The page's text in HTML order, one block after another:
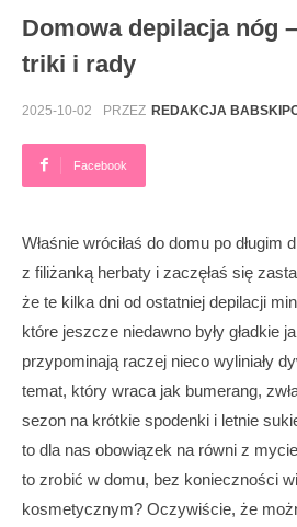
Domowa depilacja nóg
triki i rady
2025-10-02 PRZEZ REDAKCJA
Facebook
Właśnie wróciłaś do domu po długim
z filiżanką herbaty i zaczęłaś się
że te kilka dni od ostatniej depilacji
które jeszcze niedawno były gładkie
przypominają raczej nieco wyliniały
temat, który wraca jak bumerang,
sezon na krótkie spodenki i letnie
to dla nas obowiązek na równi z
to zrobić w domu, bez konieczności
kosmetycznym? Oczywiście, że